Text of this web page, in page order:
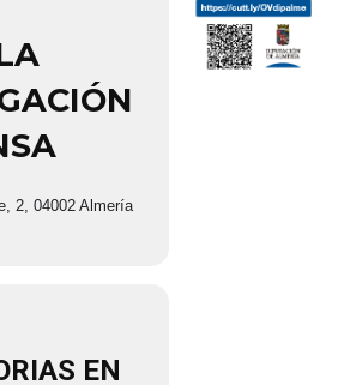
2, 04002 Almería
EN